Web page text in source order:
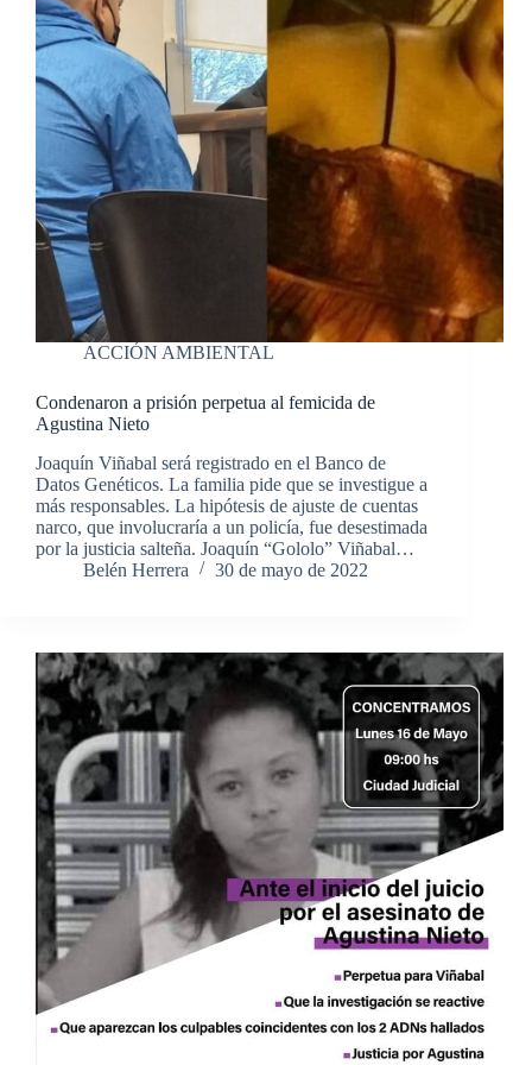
ACCIÓN AMBIENTAL
Condenaron a prisión perpetua al femicida de
Agustina Nieto
Joaquín Viñabal será registrado en el Banco de
Datos Genéticos. La familia pide que se investigue a
más responsables. La hipótesis de ajuste de cuentas
narco, que involucraría a un policía, fue desestimada
por la justicia salteña. Joaquín “Gololo” Viñabal…
Belén Herrera
30 de mayo de 2022